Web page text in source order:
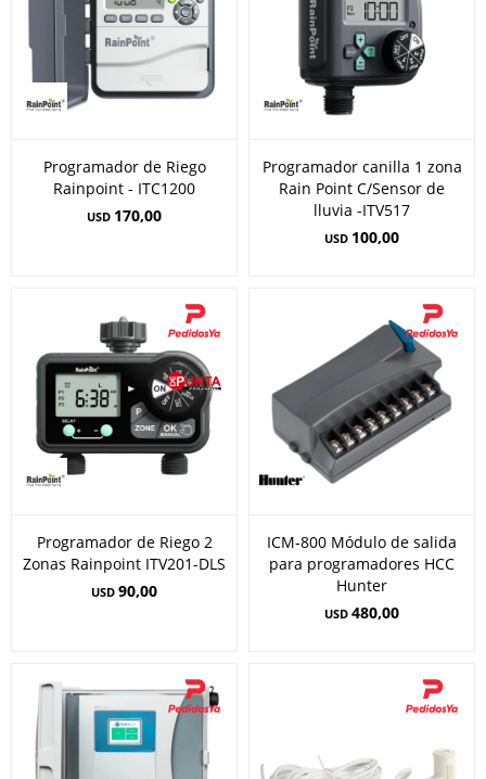
Programador de Riego
Rainpoint - ITC1200
USD 170,00
Programador canilla 1 zona
Rain Point C/Sensor de
lluvia -ITV517
USD 100,00
Programador de Riego 2
Zonas Rainpoint ITV201-DLS
USD 90,00
ICM-800 Módulo de salida
para programadores HCC
Hunter
USD 480,00